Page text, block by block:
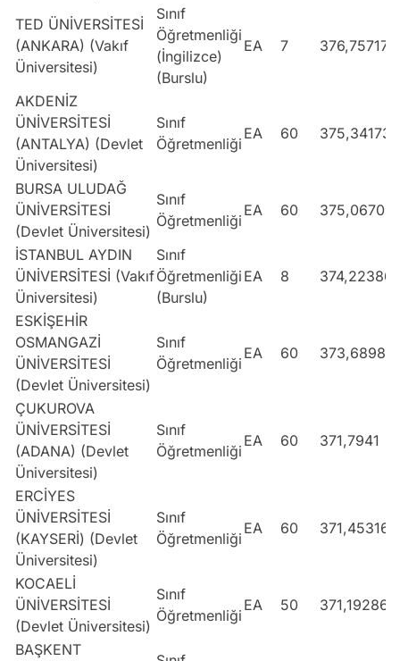
TED ÜNİVERSİTESİ
(ANKARA) (Vakıf
Üniversitesi)
Sınıf
Öğretmenliği
(İngilizce)
(Burslu)
EA 7 376,75717
AKDENİZ
ÜNİVERSİTESİ
(ANTALYA) (Devlet
Üniversitesi)
Sınıf
Öğretmenliği
EA 60 375,34173
BURSA ULUDAĞ
ÜNİVERSİTESİ
(Devlet Üniversitesi)
Sınıf
Öğretmenliği
EA 60 375,06706
İSTANBUL AYDIN
ÜNİVERSİTESİ (Vakıf
Üniversitesi)
Sınıf
Öğretmenliği
(Burslu)
EA 8 374,22386
ESKİŞEHİR
OSMANGAZİ
ÜNİVERSİTESİ
(Devlet Üniversitesi)
Sınıf
Öğretmenliği
EA 60 373,68981
ÇUKUROVA
ÜNİVERSİTESİ
(ADANA) (Devlet
Üniversitesi)
Sınıf
Öğretmenliği
EA 60 371,7941
ERCİYES
ÜNİVERSİTESİ
(KAYSERİ) (Devlet
Üniversitesi)
Sınıf
Öğretmenliği
EA 60 371,45316
KOCAELİ
ÜNİVERSİTESİ
(Devlet Üniversitesi)
Sınıf
Öğretmenliği
EA 50 371,19286
BAŞKENT